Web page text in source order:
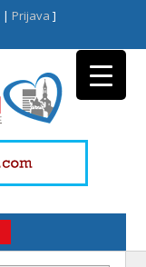
| Prijava ]